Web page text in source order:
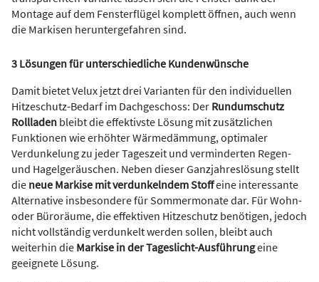
Montage auf dem Fensterflügel komplett öffnen, auch wenn
die Markisen heruntergefahren sind.
3 Lösungen für unterschiedliche Kundenwünsche
Damit bietet Velux jetzt drei Varianten für den individuellen
Hitzeschutz-Bedarf im Dachgeschoss: Der Rundumschutz
Rollladen bleibt die effektivste Lösung mit zusätzlichen
Funktionen wie erhöhter Wärmedämmung, optimaler
Verdunkelung zu jeder Tageszeit und verminderten Regen-
und Hagelgeräuschen. Neben dieser Ganzjahreslösung stellt
die neue Markise mit verdunkelndem Stoffeine interessante
Alternative insbesondere für Sommermonate dar. Für Wohn-
oder Büroräume, die effektiven Hitzeschutz benötigen, jedoch
nicht vollständig verdunkelt werden sollen, bleibt auch
weiterhin die Markise in der Tageslicht-Ausführungeine
geeignete Lösung.